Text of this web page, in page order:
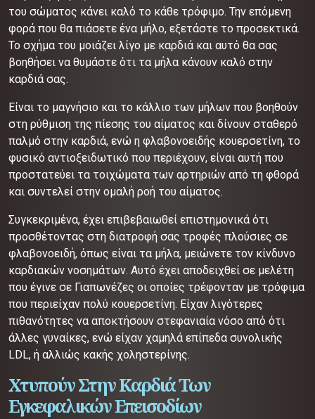
του σώματος κάνει καλό το κάθε τρόφιμο. Την επόμενη
φορά που θα πιάσετε ένα μήλο, εξετάστε το προσεκτικά.
Το σχήμα του μοιάζει λίγο με καρδιά και αυτό θα σας
βοηθήσει να θυμάστε ότι τα μήλα κάνουν καλό στην
καρδιά σας.
Είναι το μαγνήσιο και το κάλλιο των μήλων που βοηθούν
στη ρύθμιση της πίεσης του αίματος και δίνουν σταθερό
παλμό στην καρδιά, ενώ η φλαβονοειδής κουερσετίνη, το
φυσικό αντιοξειδωτικό που περιέχουν, είναι αυτή που
προστατεύει τα τοιχώματα των αρτηριών από τη φθορά
και συντελεί στην ομαλή ροή του αίματος.
Συγκεκριμένα, έχει επιβεβαιωθεί επιστημονικά ότι
προσθέτοντας στη διατροφή σας τροφές πλούσιες σε
φλαβονοειδή, όπως είναι τα μήλα, μειώνετε τον κίνδυνο
καρδιακών νοσημάτων. Αυτό έχει αποδειχθεί σε μελέτη
που έγινε σε Γιαπωνέζες οι οποίες τρέφονταν με τρόφιμα
που περιείχαν πολύ κουερσετίνη. Είχαν λιγότερες
πιθανότητες να αποκτήσουν στεφανιαία νόσο από ότι
άλλες γυναίκες, ενώ είχαν χαμηλά επίπεδα συνολικής
LDL, ή αλλιώς κακής χοληστερίνης.
Χτυπούν Στην Καρδιά Των
Εγκεφαλικών Επεισοδίων